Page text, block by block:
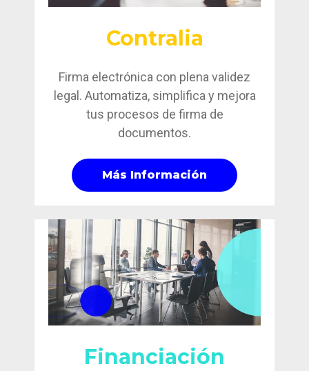
Contralia
Firma electrónica con plena validez
legal. Automatiza, simplifica y mejora
tus procesos de firma de
documentos.
Más Información
Financiación